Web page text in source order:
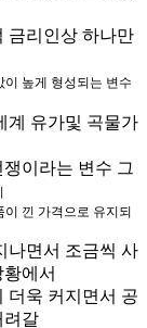
금리인상 하나만
높게 형성되는 변수
계 유가및 곡물가
이라는 변수 그
낀 가격으로 유지되
나면서 조금씩 사
에서
더욱 커지면서 공
려갈